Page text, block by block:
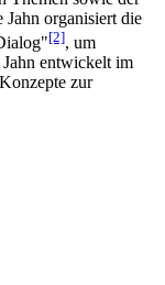
Jahn organisiert die
[2], um
Jahn entwickelt im
zur